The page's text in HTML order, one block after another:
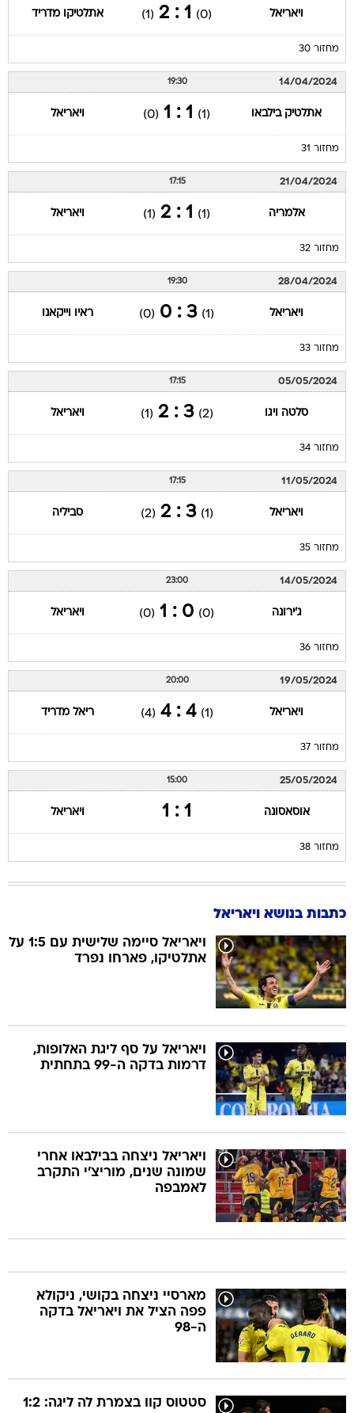
ויאריאל (0)
1 : 2
(1) אתלטיקו מדריד
מחזור 30
14/04/2024
19:30
אתלטיק בילבאו (1)
1 : 1
(0) ויאריאל
מחזור 31
21/04/2024
17:15
אלמריה (1)
1 : 2
(1) ויאריאל
מחזור 32
28/04/2024
19:30
ויאריאל (1)
3 : 0
(0) ראיו וייקאנו
מחזור 33
05/05/2024
17:15
סלטה ויגו (2)
3 : 2
(1) ויאריאל
מחזור 34
11/05/2024
17:15
ויאריאל (1)
3 : 2
(2) סביליה
מחזור 35
14/05/2024
23:00
ג'ירונה (0)
0 : 1
(0) ויאריאל
מחזור 36
19/05/2024
20:00
ויאריאל (1)
4 : 4
(4) ריאל מדריד
מחזור 37
25/05/2024
15:00
אוסאסונה 1 : 1 ויאריאל
מחזור 38
כתבות בנושא ויאריאל
ויאריאל סיימה שלישית עם 1:5 על
אתלטיקו, פארחו נפרד
ויאריאל על סף ליגת האלופות,
דרמות בדקה ה-99 בתחתית
ויאריאל ניצחה בבילבאו אחרי
שמונה שנים, מוריצ'י התקרב
לאמבפה
מארסיי ניצחה בקושי, ניקולא
פפה הציל את ויאריאל בדקה
ה-98
סטטוס קוו בצמרת לה ליגה: 1:2